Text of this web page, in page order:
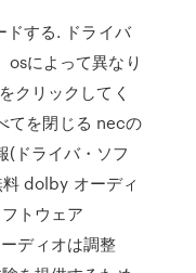
ドする. ドライバ
osによって異なり
クリックしてく
てを閉じる necの
(ドライバ・ソフ
dolby オーディ
トウェア
ディオは調整